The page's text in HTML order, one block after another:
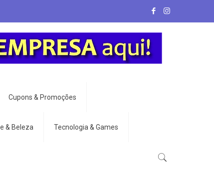
Cupons & Promoções
& Beleza Tecnologia & Games